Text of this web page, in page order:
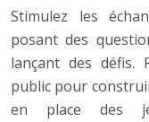
Stimulez les
posant des
lançant des défis.
public pour
en place des